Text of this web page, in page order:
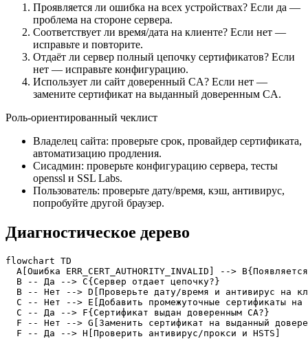
Проявляется ли ошибка на всех устройствах? Если да —
проблема на стороне сервера.
Соответствует ли время/дата на клиенте? Если нет —
исправьте и повторите.
Отдаёт ли сервер полный цепочку сертификатов? Если
нет — исправьте конфигурацию.
Использует ли сайт доверенный CA? Если нет —
замените сертификат на выданный доверенным CA.
Роль‑ориентированный чеклист
Владелец сайта: проверьте срок, провайдер сертификата,
автоматизацию продления.
Сисадмин: проверьте конфигурацию сервера, тесты
openssl и SSL Labs.
Пользователь: проверьте дату/время, кэш, антивирус,
попробуйте другой браузер.
Диагностическое дерево
flowchart TD
A[Ошибка ERR_CERT_AUTHORITY_INVALID] -->
  B -- Да --> C{Сервер отдает цепочку?}
B -- Нет --> D[Проверьте дату/время и антивирус на
C -- Нет --> E[Добавить промежуточные сертификаты на
  C -- Да --> F{Сертификат выдан доверенным CA?}
F -- Нет --> G[Заменить сертификат на выданный
  F -- Да --> H[Проверить антивирус/прокси и HSTS]